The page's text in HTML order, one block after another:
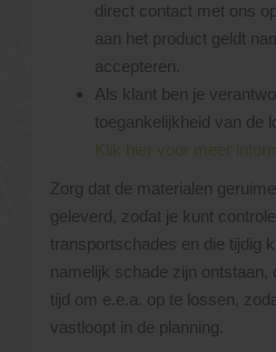
direct contact met ons
aan het product geldt
accepteren.
Als klant ben je
toegankelijkheid van de
Klik hier voor meer
Zorg dat de materialen
geleverd, zodat je kunt
transportschades en die tijdig
namelijk schade zijn ontstaan,
tijd om e.e.a. op te lossen,
vastloopt in de planning.